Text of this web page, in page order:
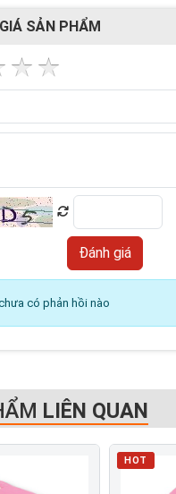
SẢN PHẨM
có phản hồi nào
LIÊN QUAN
HOT